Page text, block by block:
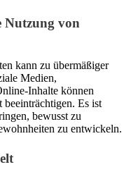
Nutzung von
kann zu übermäßiger
Medien,
Inhalte können
Es ist
bewusst zu
zu entwickeln.